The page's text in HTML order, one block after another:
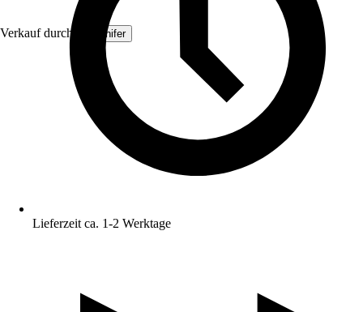
Verkauf durch: Organifer
Lieferzeit ca. 1-2 Werktage